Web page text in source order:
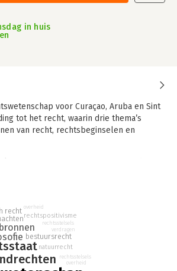
in huis
voor Curaçao, Aruba en Sint
tot het recht, waarin drie thema’s
van recht, rechtsbeginselen en
het recht? Hoe hangen deze vragen
benaderingen van het recht? Het boek
met de methoden die een jurist
van het vak. Hoe benadert een
‘het recht’ bij het nemen van beslissingen
interpretatiemethoden worden
bestuursrecht
recht
natuurrecht
rechtspositivisme
rechtsstelsels
overheid
verdragen
rechtsstelsels
overheid